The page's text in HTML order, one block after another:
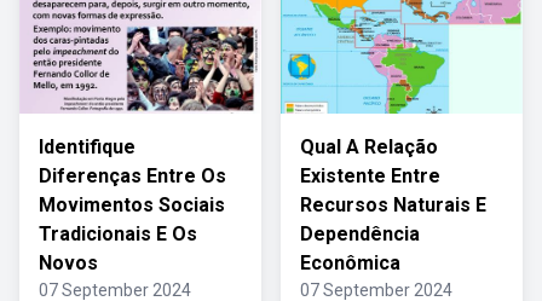
Identifique
Diferenças Entre Os
Movimentos Sociais
Tradicionais E Os
Novos
07 September 2024
Qual A Relação
Existente Entre
Recursos Naturais E
Dependência
Econômica
07 September 2024